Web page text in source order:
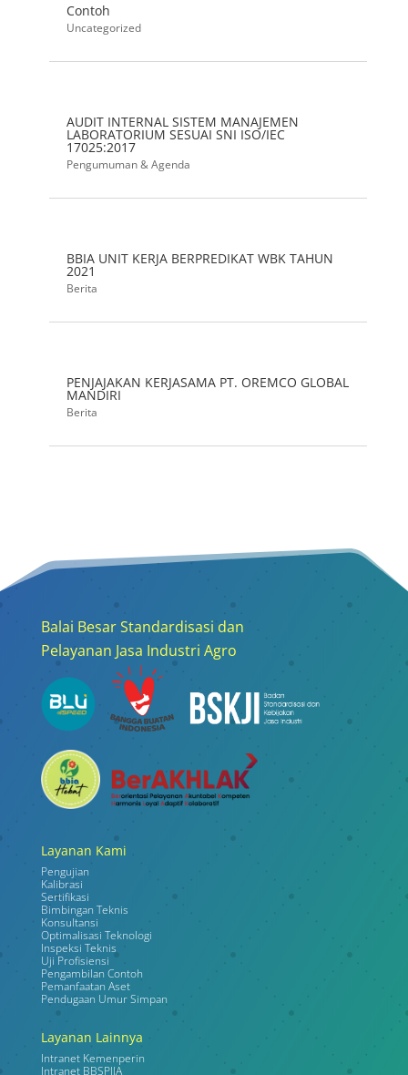
Contoh
Uncategorized
AUDIT INTERNAL SISTEM MANAJEMEN
LABORATORIUM SESUAI SNI ISO/IEC
17025:2017
Pengumuman & Agenda
BBIA UNIT KERJA BERPREDIKAT WBK TAHUN
2021
Berita
PENJAJAKAN KERJASAMA PT. OREMCO GLOBAL
MANDIRI
Berita
Balai Besar Standardisasi dan
Pelayanan Jasa Industri Agro
Layanan Kami
Pengujian
Kalibrasi
Sertifikasi
Bimbingan Teknis
Konsultansi
Optimalisasi Teknologi
Inspeksi Teknis
Uji Profisiensi
Pengambilan Contoh
Pemanfaatan Aset
Pendugaan Umur Simpan
Layanan Lainnya
Intranet Kemenperin
Intranet BBSPJIA